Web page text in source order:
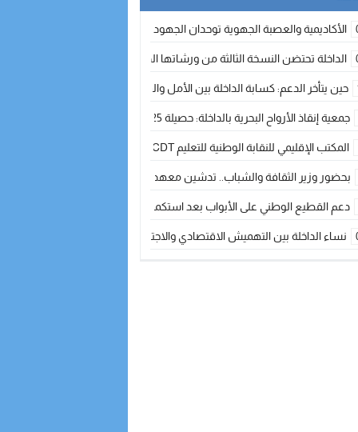
الأكاديمية والعصبة الجهوية توحدان الجهود لتطوير الممارسة الكروية بجهة
الداخلة تحتضن النسخة الثالثة من ورشاتها الدولية: تكوين متخصص في التراث
حين يتأخر الدعم: كسابة الداخلة بين الأمل والقلق ؟
جمعية إنقاذ الأرواح البحرية بالداخلة: حصيلة 2025 بين مهام الإنقاذ ومشروع “دار البحار”
المكتب الإقليمي للنقابة الوطنية للتعليم CDT يجتمع مع المدير الإقليمي لمناقشة ملفات جوهرية لنساء ورجال التعليم
بحضور وزير الثقافة والشباب.. تدشين معهد الموسيقى والفنون الكوريغرافية بالداخلة
دعم القطيع الوطني على الأبواب بعد استكمال الترقيم… الفلاحة المغربية
نساء الداخلة بين التهميش الاقتصادي والاجتماعي… في المؤسسات الإنتاجية